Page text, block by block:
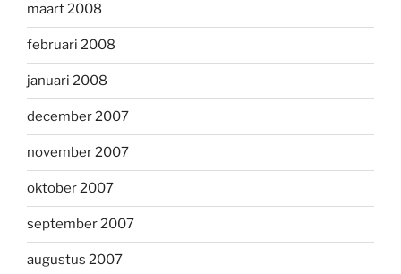
maart 2008
februari 2008
januari 2008
december 2007
november 2007
oktober 2007
september 2007
augustus 2007